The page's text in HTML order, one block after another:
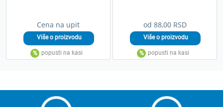
Cena na upit od 88,00 RSD